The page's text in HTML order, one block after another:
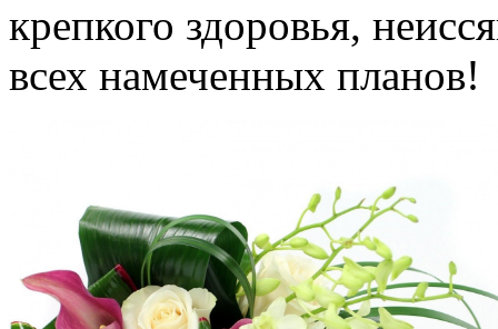
крепкого здоровья,
всех намеченных планов!